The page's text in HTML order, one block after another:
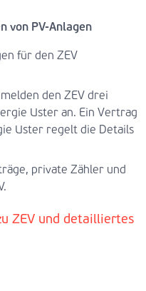
von PV-Anlagen
für den ZEV
den ZEV drei
Uster an. Ein Vertrag
Uster regelt die Details
private Zähler und
ZEV und detailliertes